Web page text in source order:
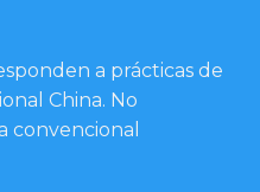
a prácticas de
China. No
convencional